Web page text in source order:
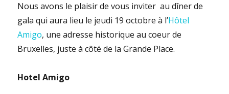
Nous avons le plaisir de vous inviter au dîner de
gala qui aura lieu le jeudi 19 octobre à l’Hôtel
Amigo, une adresse historique au coeur de
Bruxelles, juste à côté de la Grande Place.
Hotel Amigo